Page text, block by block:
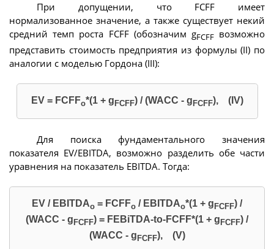
При допущении, что FCFF имеет
нормализованное значение, а также существует некий
средний темп роста FCFF (обозначим gFCFFвозможно
представить стоимость предприятия из формулы (II) по
аналогии с моделью Гордона (III):
EV = FCFFo*(1 + g FCFF) / (WACC - g FCFF), (IV)
Для поиска фундаментального значения
показателя EV/EBITDA, возможно разделить обе части
уравнения на показатель EBITDA. Тогда:
EV / EBITDAo = FCFFo / EBITDAo*(1 + g FCFF) /
(WACC - g FCFF) = FEВiTDA-to-FCFF*(1 + g FCFF) /
(WACC - g FCFF), (V)